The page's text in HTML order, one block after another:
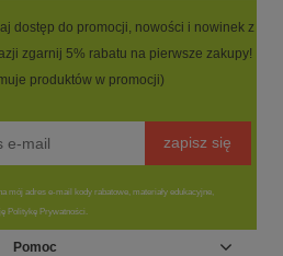
dostęp do promocji, nowości i nowinek z
zgarnij 5% rabatu na pierwsze zakupy!
produktów w promocji)
zapisz się
mój adres e-mail kody rabatowe, materiały edukacyjne,
Politykę Prywatności.
Pomoc